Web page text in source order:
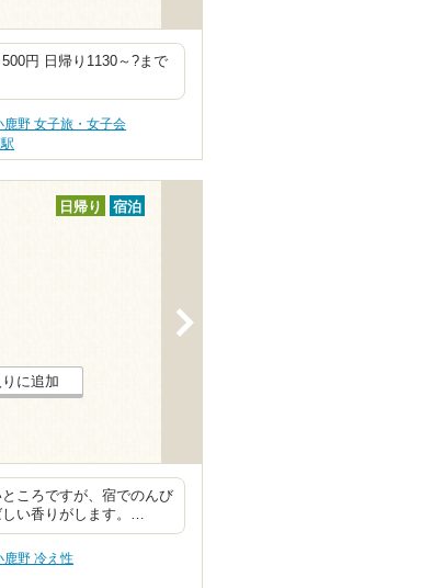
円 日帰り1130～?まで
鹿野 女子旅・女子会
日帰り 宿泊
に追加
ころですが、宿でのんび
しい香りがします。…
鹿野 冷え性